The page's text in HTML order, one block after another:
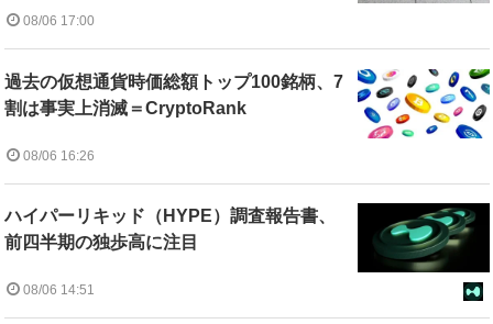
08/06 17:00
過去の仮想通貨時価総額トップ100銘柄、7
割は事実上消滅＝CryptoRank
08/06 16:26
ハイパーリキッド（HYPE）調査報告書、
前四半期の独歩高に注目
08/06 14:51